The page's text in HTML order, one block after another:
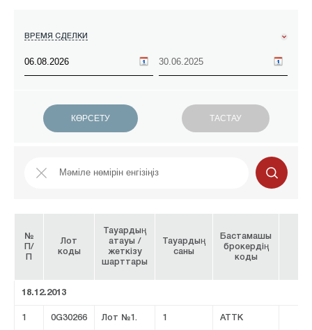
ВРЕМЯ СДЕЛКИ
№
П/
П
Лот
коды
Тауардың
атауы /
жеткізу
шарттары
Тауардың
саны
Бастамашы
брокердің
коды
18.12.2013
1 0G30266 Лот №1. 1 ATTK